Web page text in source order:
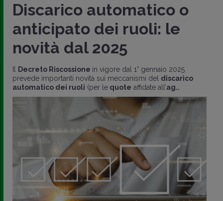
Discarico automatico o
anticipato dei ruoli: le
novità dal 2025
Decreto Riscossione in vigore dal 1° gennaio 2025
prevede importanti novità sui meccanismi del discarico
automatico dei ruoli (per le quote affidate all’ag..